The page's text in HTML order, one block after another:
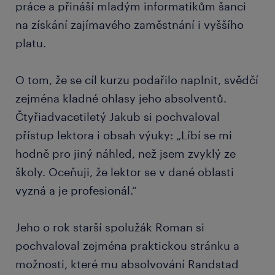
práce a přináší mladým informatikům šanci
na získání zajímavého zaměstnání i vyššího
platu.
O tom, že se cíl kurzu podařilo naplnit, svědčí
zejména kladné ohlasy jeho absolventů.
Čtyřiadvacetiletý Jakub si pochvaloval
přístup lektora i obsah výuky: „Líbí se mi
hodně pro jiný náhled, než jsem zvyklý ze
školy. Oceňuji, že lektor se v dané oblasti
vyzná a je profesionál.“
Jeho o rok starší spolužák Roman si
pochvaloval zejména praktickou stránku a
možnosti, které mu absolvování Randstad